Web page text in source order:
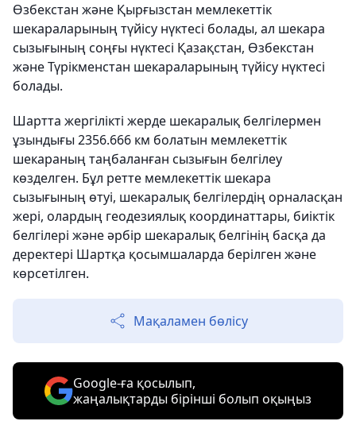
Өзбекстан және Қырғызстан мемлекеттік
шекараларының түйісу нүктесі болады, ал шекара
сызығының соңғы нүктесі Қазақстан, Өзбекстан
және Түрікменстан шекараларының түйісу нүктесі
болады.
Шартта жергілікті жерде шекаралық белгілермен
ұзындығы 2356.666 км болатын мемлекеттік
шекараның таңбаланған сызығын белгілеу
көзделген. Бұл ретте мемлекеттік шекара
сызығының өтуі, шекаралық белгілердің орналасқан
жері, олардың геодезиялық координаттары, биіктік
белгілері және әрбір шекаралық белгінің басқа да
деректері Шартқа қосымшаларда берілген және
көрсетілген.
Мақаламен бөлісу
Google-ға қосылып,
жаңалықтарды бірінші болып оқыңыз